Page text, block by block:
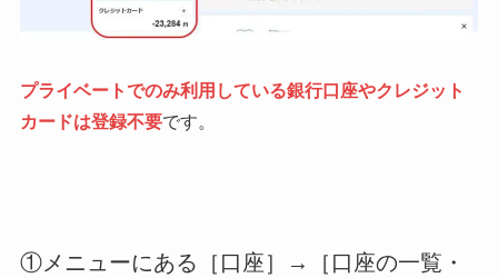
プライベートでのみ利用している銀行口座やクレジット
カードは登録不要です。
①メニューにある［口座］→［口座の一覧・